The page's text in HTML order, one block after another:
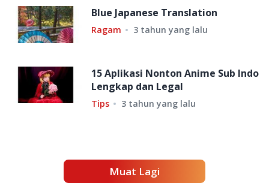
Blue Japanese Translation
Ragam 3 tahun yang lalu
15 Aplikasi Nonton Anime Sub Indo
Lengkap dan Legal
Tips 3 tahun yang lalu
Muat Lagi